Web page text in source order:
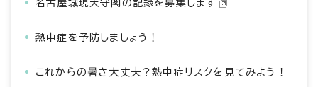
名古屋城現天守閣の記録を募集します
熱中症を予防しましょう！
これからの暑さ大丈夫？熱中症リスクを見てみよう！